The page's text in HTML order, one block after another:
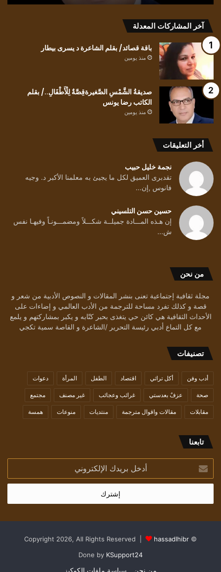
آخر المشاركات المعدلة
باقة قصائد/ بقلم الشاعرة د يسرى بيطار
منذ يومين
صديقةُ الشَّمْسِ الصَّغيرةقِصَّةٌ لِلْأَطْفَالِ../ بقلم
الكاتب رضا يونس
منذ يومين
أخر التعليقات
نجمة خليل حبيب
تقدبرى العميق لكل ما يجيئ به معلمنا الأكبر د. وجيه
فانوس ,إن...
حسين حسن التلسيني
إن هـذه المـــادة جميلــة شكـــلاً ومضمـــونـاً وفيهـا نفس
ش...
من نحن
مجلة ثقافية إجتماعية تعنى بنشر المقالات و النصوص الأدبية من شعر و
قصة و كذلك تفرد مساحة للترجمة من الأدب العالمي و إضاءات على
الأحداث الثقافية هي كائن حي يتغذى بحبر كتّابه و يكبر بمشاركتهم و يلمع
مع كل التماع أدبي رئيسة التحرير /الشاعرة و القاصة سمية تكجي
تصنيفات
أدب وفن أكل تراثي اقتصاد الطفل المرأة دعوات
صحة عزفٌ بعدستي غرائب وعجائب غير مصنف مجتمع
مقابلات مقالات واقوال مترجمة منتديات منوعات همسة
تابعنا
بريدك
الإلكتروني
© Copyright 2026, All Rights Reserved |
hassadlhibr
Done by KSupport24
من نحن سياسة ملفات الكوكيز